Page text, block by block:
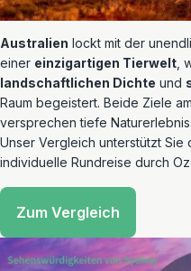
Australien lockt mit der
einer einzigartigen Tierwelt ,
landschaftlichen Dichte und
Raum begeistert. Beide Ziele
versprechen tiefe
Unser Vergleich unterstützt
individuelle Rundreise durch
Zum Vergleich